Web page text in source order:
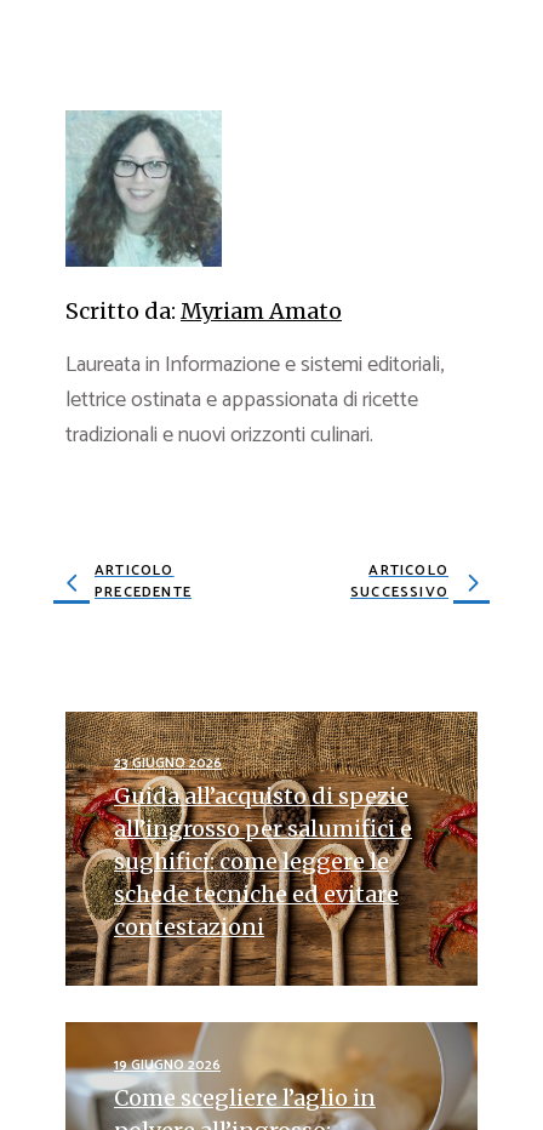
Scritto da: Myriam Amato
Laureata in Informazione e sistemi editoriali,
lettrice ostinata e appassionata di ricette
tradizionali e nuovi orizzonti culinari.
ARTICOLO
PRECEDENTE
ARTICOLO
SUCCESSIVO
23 GIUGNO 2026
Guida all’acquisto di spezie
all’ingrosso per salumifici e
sughifici: come leggere le
schede tecniche ed evitare
contestazioni
19 GIUGNO 2026
Come scegliere l’aglio in